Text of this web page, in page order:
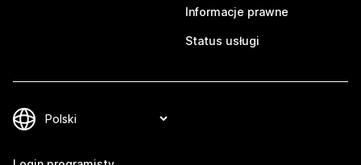
Informacje prawne
Status usługi